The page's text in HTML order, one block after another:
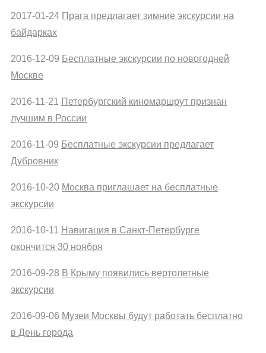
2017-01-24 Прага предлагает зимние экскурсии на
байдарках
2016-12-09 Бесплатные экскурсии по новогодней
Москве
2016-11-21 Петербургский киномаршрут признан
лучшим в России
2016-11-09 Бесплатные экскурсии предлагает
Дубровник
2016-10-20 Москва приглашает на бесплатные
экскурсии
2016-10-11 Навигация в Санкт-Петербурге
окончится 30 ноября
2016-09-28 В Крыму появились вертолетные
экскурсии
2016-09-06 Музеи Москвы будут работать бесплатно
в День города